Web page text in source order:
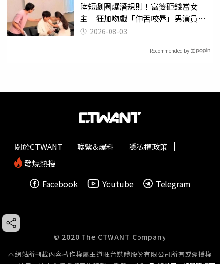
陸短劇圈爆潛規則！富婆砸錢當女
主 狂加吻戲「伸舌咬唇」男演員崩
潰 2026-08-03
Recommended by
關於CTWANT 聯繫&爆料
隱私權政策
發燒熱搜
Facebook
Youtube Telegram
© 2020 The CTWANT Company
本網站所刊載內容著作權屬王道旺台媒體股份有限公司所有或經授權